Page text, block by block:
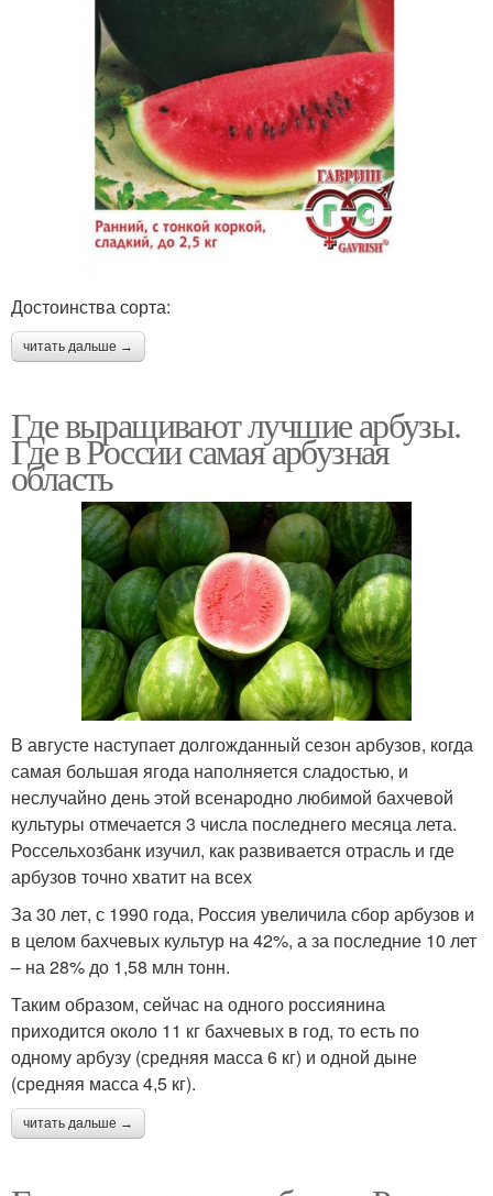
Достоинства сорта:
читать дальше →
Где выращивают лучшие арбузы.
Где в России самая арбузная
область
В августе наступает долгожданный сезон арбузов, когда
самая большая ягода наполняется сладостью, и
неслучайно день этой всенародно любимой бахчевой
культуры отмечается 3 числа последнего месяца лета.
Россельхозбанк изучил, как развивается отрасль и где
арбузов точно хватит на всех
За 30 лет, с 1990 года, Россия увеличила сбор арбузов и
в целом бахчевых культур на 42%, а за последние 10 лет
– на 28% до 1,58 млн тонн.
Таким образом, сейчас на одного россиянина
приходится около 11 кг бахчевых в год, то есть по
одному арбузу (средняя масса 6 кг) и одной дыне
(средняя масса 4,5 кг).
читать дальше →